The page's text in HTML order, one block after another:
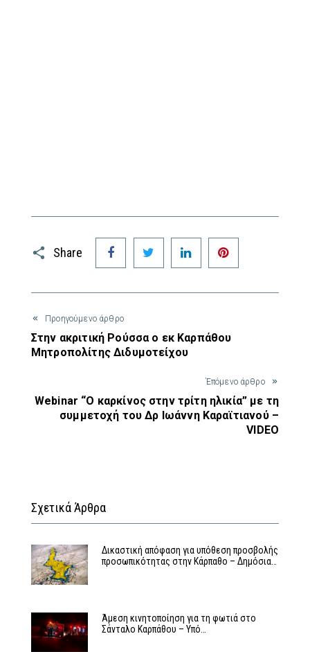
Share
Facebook Twitter LinkedIn
Προηγούμενο άρθρο
Στην ακριτική Ρούσσα ο εκ Καρπάθου
Μητροπολίτης Διδυμοτείχου
Έπόμενο άρθρο
Webinar “Ο καρκίνος στην τρίτη ηλικία” με τη
συμμετοχή του Δρ Ιωάννη Καραϊτιανού –
VIDEO
Σχετικά Άρθρα
Δικαστική απόφαση για υπόθεση προσβολής
προσωπικότητας στην Κάρπαθο – Δημόσια…
Άμεση κινητοποίηση για τη φωτιά στο
Σάνταλο Καρπάθου – Υπό…